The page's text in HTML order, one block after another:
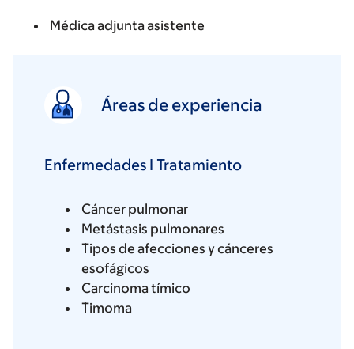
Médica adjunta asistente
Áreas de experiencia
Enfermedades I Tratamiento
Cáncer pulmonar
Metástasis pulmonares
Tipos de afecciones y cánceres
esofágicos
Carcinoma tímico
Timoma